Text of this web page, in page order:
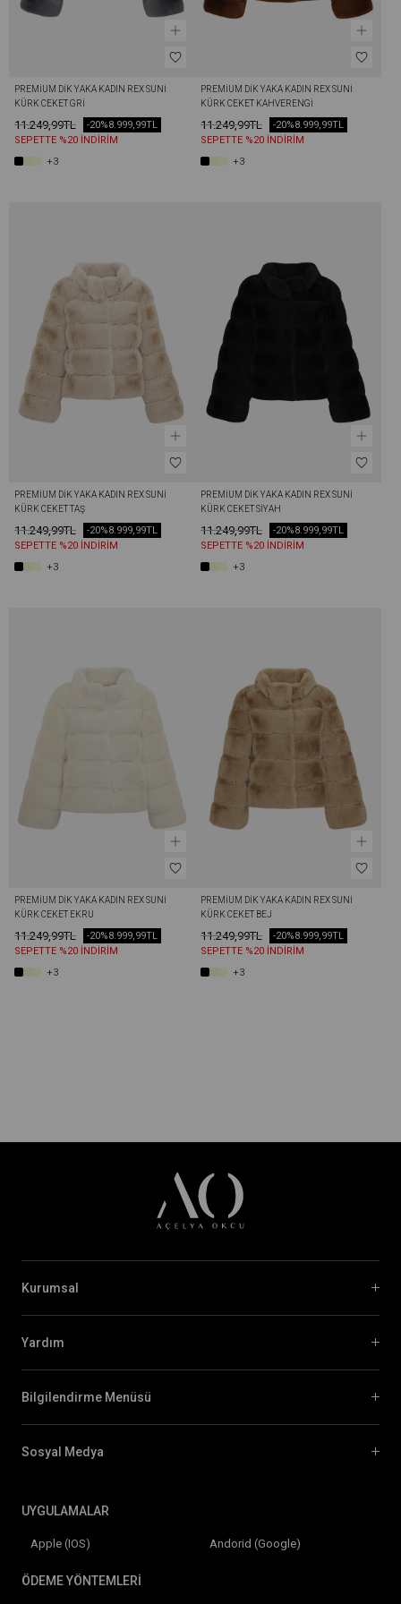
PREMIUM DIK YAKA KADIN REX SUNI
KÜRK CEKET GRI
11.249,99TL 8.999,99TL
-20%
SEPETTE %20 İNDİRİM
+3
PREMIUM DIK YAKA KADIN REX SUNI
KÜRK CEKET KAHVERENGI
11.249,99TL 8.999,99TL
-20%
SEPETTE %20 İNDİRİM
+3
PREMIUM DIK YAKA KADIN REX SUNI
KÜRK CEKET TAŞ
11.249,99TL 8.999,99TL
-20%
SEPETTE %20 İNDİRİM
+3
PREMIUM DIK YAKA KADIN REX SUNI
KÜRK CEKET SIYAH
11.249,99TL 8.999,99TL
-20%
SEPETTE %20 İNDİRİM
+3
PREMIUM DIK YAKA KADIN REX SUNI
KÜRK CEKET EKRU
11.249,99TL 8.999,99TL
-20%
SEPETTE %20 İNDİRİM
+3
PREMIUM DIK YAKA KADIN REX SUNI
KÜRK CEKET BEJ
11.249,99TL 8.999,99TL
-20%
SEPETTE %20 İNDİRİM
+3
Kurumsal
Yardım
Bilgilendirme Menüsü
Sosyal Medya
UYGULAMALAR
Apple (IOS) Andorid (Google)
ÖDEME YÖNTEMLERİ